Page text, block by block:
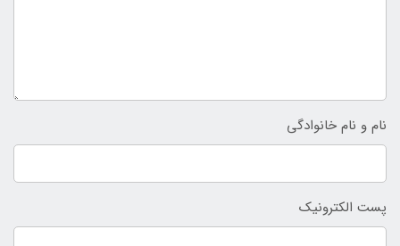
نام و نام خانوادگی
پست الکترونیک